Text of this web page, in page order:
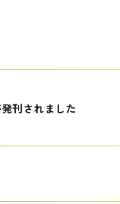
刊されました